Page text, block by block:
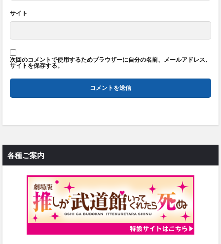
サイト
次回のコメントで使用するためブラウザーに自分の名前、メールアドレス、
サイトを保存する。
各種ご案内